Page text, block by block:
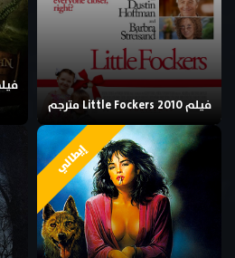
فيلم Little Fockers 2010 مترجم
إيطالي